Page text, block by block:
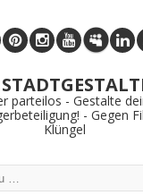
parteilos - Gestalte
- Gegen
Klüngel